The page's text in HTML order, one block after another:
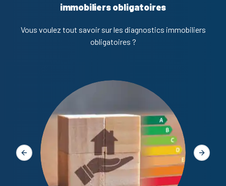
immobiliers obligatoires
Vous voulez tout savoir sur les diagnostics immobiliers
obligatoires ?
Slide précédente Slide